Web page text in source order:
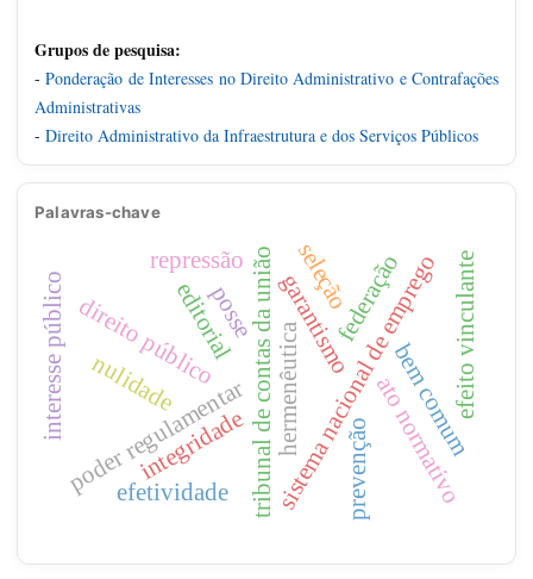
Grupos de pesquisa:
-Ponderação de Interesses no Direito Administrativo e Contrafações
Administrativas
- Direito Administrativo da Infraestrutura e dos Serviços Públicos
Palavras-chave
editorialtribunal de contas da uniãosistema nacional de emprego
ato normativo
poder regulamentar
direito público bem comum
garantismo
hermenêutica
posse
nulidade
interesse público
integridade prevenção
repressão
efetividade
efeito vinculante
federação
seleção